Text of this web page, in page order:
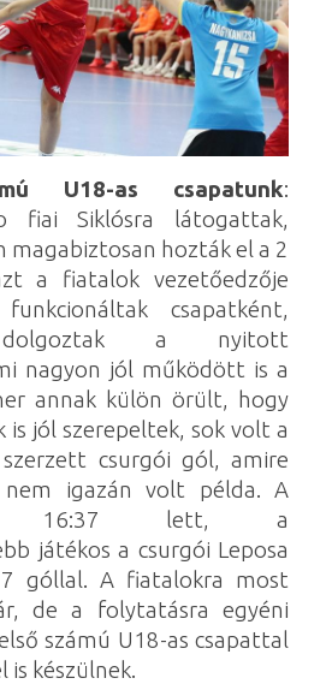
U18-as csapatunk:
fiai Siklósra látogattak,
magabiztosan hozták el a 2
a fiatalok vezetőedzője
csapatként,
dolgoztak a nyitott
nagyon jól működött is a
annak külön örült, hogy
is jól szerepeltek, sok volt a
csurgói gól, amire
nem igazán volt példa. A
16:37 lett, a
játékos a csurgói Leposa
góllal. A fiatalokra most
de a folytatásra egyéni
számú U18-as csapattal
is készülnek.